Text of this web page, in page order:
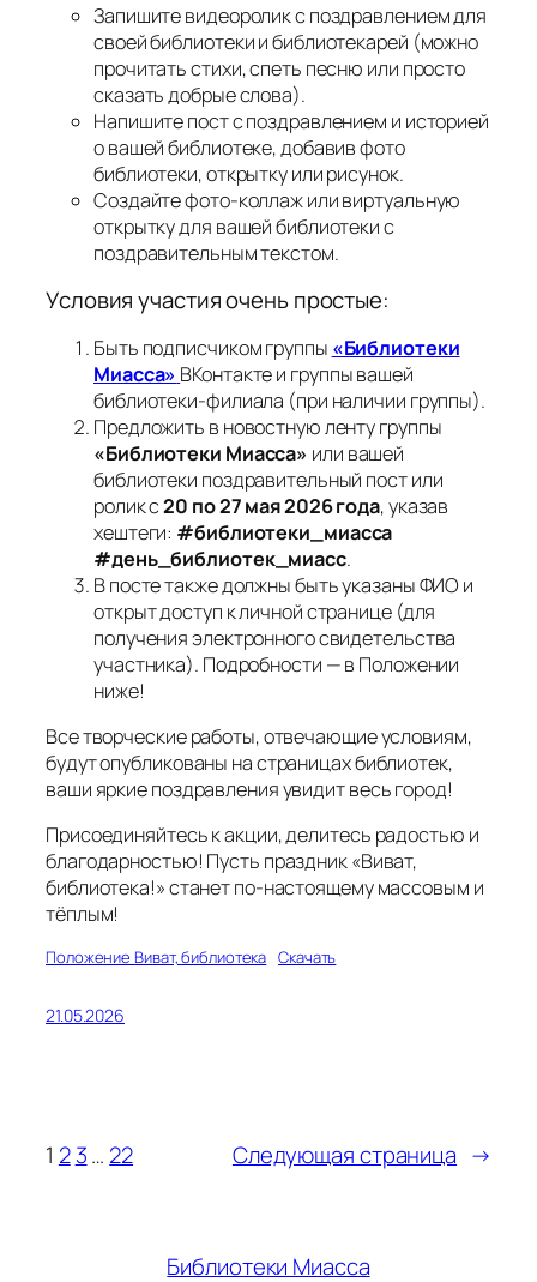
Запишите видеоролик с поздравлением для
своей библиотеки и библиотекарей (можно
прочитать стихи, спеть песню или просто
сказать добрые слова).
Напишите пост с поздравлением и историей
о вашей библиотеке, добавив фото
библиотеки, открытку или рисунок.
Создайте фото-коллаж или виртуальную
открытку для вашей библиотеки с
поздравительным текстом.
Условия участия очень простые:
Быть подписчиком группы «Библиотеки
Миасса» ВКонтакте и группы вашей
библиотеки-филиала (при наличии группы).
Предложить в новостную ленту группы
«Библиотеки Миасса» или вашей
библиотеки поздравительный пост или
ролик с20 по 27 мая 2026 года, указав
хештеги: #библиотеки_ миасса
#день_библиотек_миасс.
В посте также должны быть указаны ФИО и
открыт доступ к личной странице (для
получения электронного свидетельства
участника). Подробности — в Положении
ниже!
Все творческие работы, отвечающие условиям,
будут опубликованы на страницах библиотек,
ваши яркие поздравления увидит весь город!
Присоединяйтесь к акции, делитесь радостью и
благодарностью! Пусть праздник «Виват,
библиотека!» станет по-настоящему массовым и
тёплым!
Положение Виват, библиотека Скачать
21.05.2026
1 2 3… 22 Следующая страница →
Библиотеки Миасса